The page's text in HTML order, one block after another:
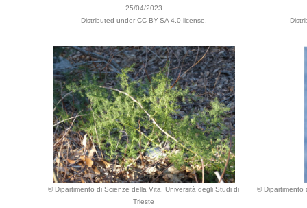
25/04/2023
Distributed under CC BY-SA 4.0 license.
© Dipartimento di Scienze della Vita, Università degli Studi di
Trieste
© Dipartimento